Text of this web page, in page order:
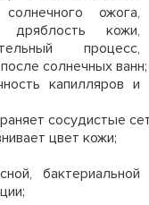
ожога,
дряблость кожи,
процесс,
солнечных ванн;
капилляров и
сосудистые
цвет кожи;
бактериальной